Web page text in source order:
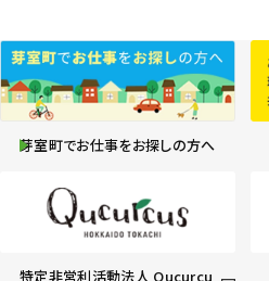
芽室町でお仕事をお探しの方へ
特定非営利活動法人 Qucurcu